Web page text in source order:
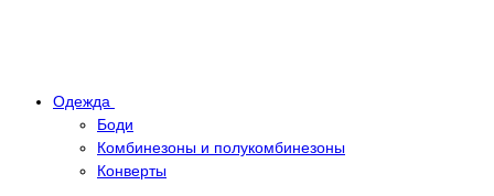
Одежда
Боди
Комбинезоны и полукомбинезоны
Конверты